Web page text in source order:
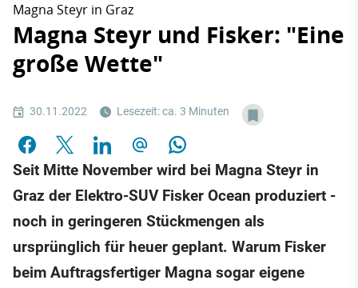
Magna Steyr in Graz
Magna Steyr und Fisker: "Eine
große Wette"
30.11.2022 Lesezeit: ca. 3 Minuten
Seit Mitte November wird bei Magna Steyr in
Graz der Elektro-SUV Fisker Ocean produziert -
noch in geringeren Stückmengen als
ursprünglich für heuer geplant. Warum Fisker
beim Auftragsfertiger Magna sogar eigene